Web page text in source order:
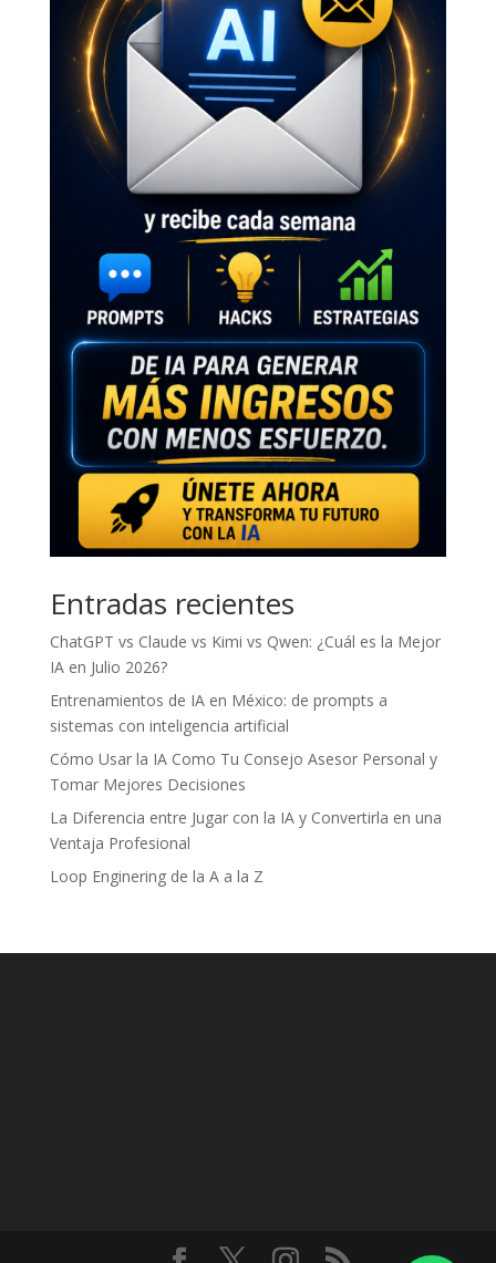
Entradas recientes
ChatGPT vs Claude vs Kimi vs Qwen: ¿Cuál es la Mejor
IA en Julio 2026?
Entrenamientos de IA en México: de prompts a
sistemas con inteligencia artificial
Cómo Usar la IA Como Tu Consejo Asesor Personal y
Tomar Mejores Decisiones
La Diferencia entre Jugar con la IA y Convertirla en una
Ventaja Profesional
Loop Enginering de la A a la Z